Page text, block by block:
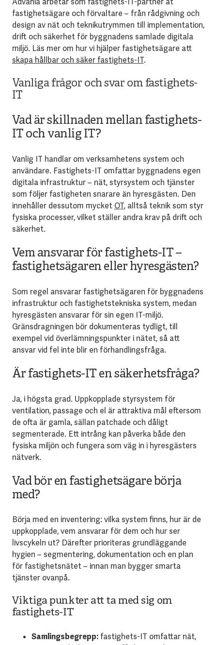
fastighetsägare och förvaltare – från rådgivning och
design av nät och teknikutrymmen till implementation,
drift och säkerhet för byggnadens samlade digitala
miljö. Läs mer om hur vi hjälper fastighetsägare att
skapa hållbar och säker fastighets-IT.
Vanliga frågor och svar om fastighets-
IT
Vad är skillnaden mellan fastighets-
IT och vanlig IT?
Vanlig IT handlar om verksamhetens system och
användare. Fastighets-IT omfattar byggnadens egen
digitala infrastruktur – nät, styrsystem och tjänster
som följer fastigheten snarare än hyresgästen. Den
innehåller dessutom mycket OT, alltså teknik som styr
fysiska processer, vilket ställer andra krav på drift och
säkerhet.
Vem ansvarar för fastighets-IT –
fastighetsägaren eller hyresgästen?
Som regel ansvarar fastighetsägaren för byggnadens
infrastruktur och fastighetstekniska system, medan
hyresgästen ansvarar för sin egen IT-miljö.
Gränsdragningen bör dokumenteras tydligt, till
exempel vid överlämningspunkter i nätet, så att
ansvar vid fel inte blir en förhandlingsfråga.
Är fastighets-IT en säkerhetsfråga?
Ja, i högsta grad. Uppkopplade styrsystem för
ventilation, passage och el är attraktiva mål eftersom
de ofta är gamla, sällan patchade och dåligt
segmenterade. Ett intrång kan påverka både den
fysiska miljön och fungera som väg in i hyresgästers
nätverk.
Vad bör en fastighetsägare börja
med?
Börja med en inventering: vilka system finns, hur är de
uppkopplade, vem ansvarar för dem och hur ser
livscykeln ut? Därefter prioriteras grundläggande
hygien – segmentering, dokumentation och en plan
för fastighetsnätet – innan man bygger smarta
tjänster ovanpå.
Viktiga punkter att ta med sig om
fastighets-IT
Samlingsbegrepp:fastighets-IT omfattar nät,